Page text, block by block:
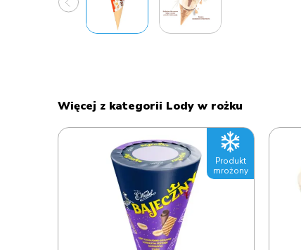
Więcej z kategorii Lody w rożku
Produkt
mrożony